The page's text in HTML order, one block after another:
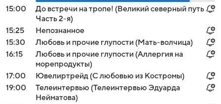
15:00
До встречи на тропе! (Великий северный путь
Часть 2-я)
15:25
Непознанное
15:30
Любовь и прочие глупости (Мать-волчица)
16:15
Любовь и прочие глупости (Аллергия на
морепродукты)
17:00
Ювелиртрейд (С любовью из Костромы)
19:00
Телеинтервью (Телеинтервью Эдуарда
Нейматова)